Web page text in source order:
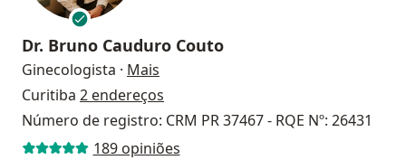
Dr. Bruno Cauduro Couto
Ginecologista · Mais
Curitiba 2 endereços
Número de registro: CRM PR 37467 - RQE Nº: 26431
189 opiniões